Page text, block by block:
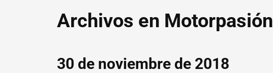
Archivos en Motorpasión
30 de noviembre de 2018